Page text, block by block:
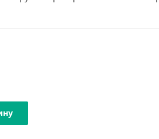
отличие – это
элементы.
ей большую жесткость.
за центр необходимой длины,
комплектации концевыми